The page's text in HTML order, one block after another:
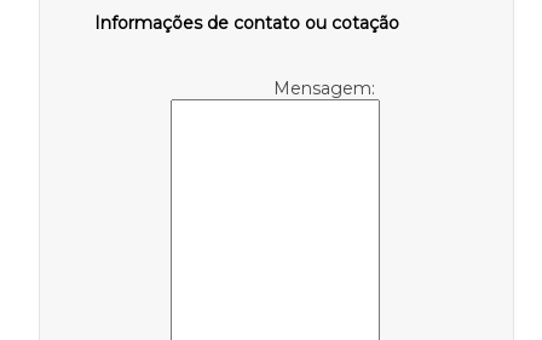
Informações de contato ou cotação
Mensagem: